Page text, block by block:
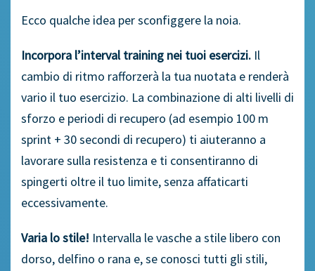
Ecco qualche idea per sconfiggere la noia.
Incorpora l’interval training nei tuoi esercizi. Il
cambio di ritmo rafforzerà la tua nuotata e renderà
vario il tuo esercizio. La combinazione di alti livelli di
sforzo e periodi di recupero (ad esempio 100 m
sprint + 30 secondi di recupero) ti aiuteranno a
lavorare sulla resistenza e ti consentiranno di
spingerti oltre il tuo limite, senza affaticarti
eccessivamente.
Varia lo stile! Intervalla le vasche a stile libero con
dorso, delfino o rana e, se conosci tutti gli stili,